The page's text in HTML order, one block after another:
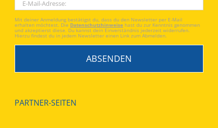
Mit deiner Anmeldung bestätigst du, dass du den Newsletter per E-Mail
erhalten möchtest. Die Datenschutzhinweise hast du zur Kenntnis genommen
und akzeptierst diese. Du kannst dein Einverständnis jederzeit widerrufen.
Hierzu findest du in jedem Newsletter einen Link zum Abmelden.
PARTNER-SEITEN